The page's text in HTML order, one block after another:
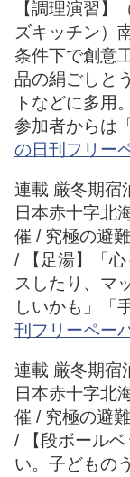
【調理演習
ズキッチン）
条件下で創意
品の絹ごしと
トなどに多用
参加者からは
の日刊フリー
連載 厳冬期宿
日本赤十字北
催 / 究極の避
/ 【足湯】「
スしたり、マ
しいかも」「
刊フリーペー
連載 厳冬期宿
日本赤十字北
催 / 究極の避
/ 【段ボール
い。子どもの